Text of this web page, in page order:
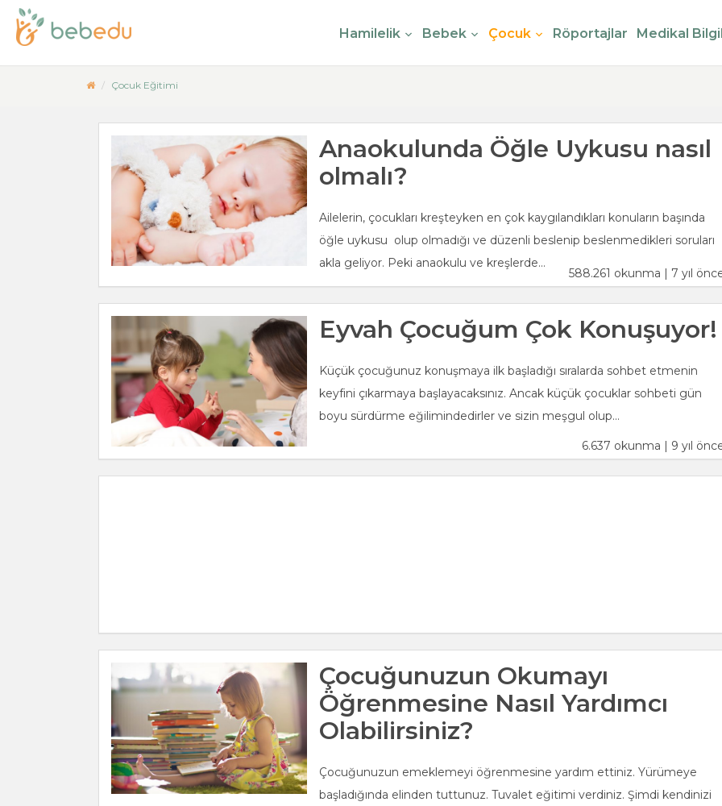
Hamilelik Bebek Çocuk Röportajlar Medikal
Çocuk Eğitimi
Anaokulunda Öğle Uykusu nasıl
olmalı?
Ailelerin, çocukları kreşteyken en çok kaygılandıkları konuların başında
öğle uykusu olup olmadığı ve düzenli beslenip beslenmedikleri soruları
akla geliyor. Peki anaokulu ve kreşlerde...
588.261 okunma | 7 yıl
Eyvah Çocuğum Çok Konuşuyor!
Küçük çocuğunuz konuşmaya ilk başladığı sıralarda sohbet etmenin
keyfini çıkarmaya başlayacaksınız. Ancak küçük çocuklar sohbeti gün
boyu sürdürme eğilimindedirler ve sizin meşgul olup...
6.637 okunma | 9 yıl
Çocuğunuzun Okumayı
Öğrenmesine Nasıl Yardımcı
Olabilirsiniz?
Çocuğunuzun emeklemeyi öğrenmesine yardım ettiniz. Yürümeye
başladığında elinden tuttunuz. Tuvalet eğitimi verdiniz. Şimdi kendinizi